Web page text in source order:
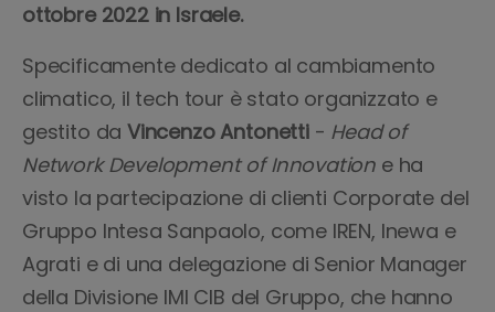
ottobre 2022 in Israele.
Specificamente dedicato al cambiamento
climatico, il tech tour è stato organizzato e
gestito daVincenzo Antonetti- Head of
Network Development of Innovation e ha
visto la partecipazione di clienti Corporate del
Gruppo Intesa Sanpaolo, come IREN, Inewa e
Agrati e di una delegazione di Senior Manager
della Divisione IMI CIB del Gruppo, che hanno